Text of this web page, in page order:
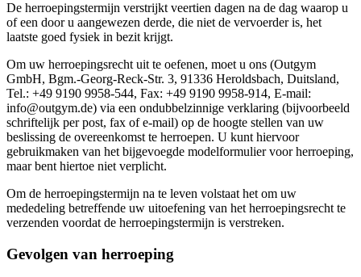
De herroepingstermijn verstrijkt veertien dagen na de dag waarop u
of een door u aangewezen derde, die niet de vervoerder is, het
laatste goed fysiek in bezit krijgt.
Om uw herroepingsrecht uit te oefenen, moet u ons (Outgym
GmbH, Bgm.-Georg-Reck-Str. 3, 91336 Heroldsbach, Duitsland,
Tel.: +49 9190 9958-544, Fax: +49 9190 9958-914, E-mail:
info@outgym.de) via een ondubbelzinnige verklaring (bijvoorbeeld
schriftelijk per post, fax of e-mail) op de hoogte stellen van uw
beslissing de overeenkomst te herroepen. U kunt hiervoor
gebruikmaken van het bijgevoegde modelformulier voor herroeping,
maar bent hiertoe niet verplicht.
Om de herroepingstermijn na te leven volstaat het om uw
mededeling betreffende uw uitoefening van het herroepingsrecht te
verzenden voordat de herroepingstermijn is verstreken.
Gevolgen van herroeping